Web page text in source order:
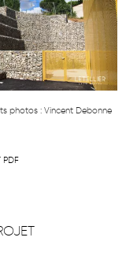
photos : Vincent Debonne
PDF